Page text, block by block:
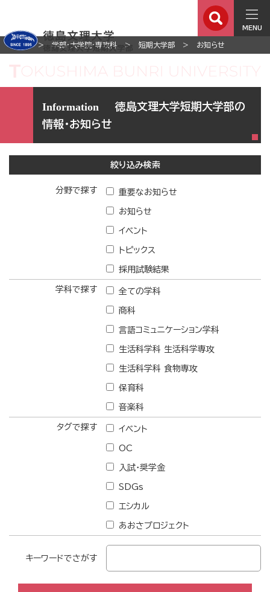
MENU
ホーム 学部・大学院・専攻科 短期大学部 お知らせ
徳島文理大学短期大学部の
情報・お知らせ
絞り込み検索
分野で探す 重要なお知らせ
お知らせ
イベント
トピックス
採用試験結果
学科で探す 全ての学科
商科
言語コミュニケーション学科
生活科学科 生活科学専攻
生活科学科 食物専攻
保育科
音楽科
タグで探す イベント
OC
入試・奨学金
SDGs
エシカル
あおさプロジェクト
キーワードでさがす